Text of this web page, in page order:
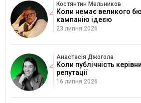
Костянтин Мельников
Коли немає великого
кампанію ідеєю
23 липня 2026
Анастасія Джогола
Коли публічність
репутації
16 липня 2026